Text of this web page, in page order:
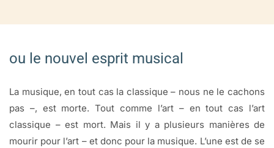
ou le nouvel esprit musical
La musique, en tout cas la classique – nous ne le cachons
pas –, est morte. Tout comme l’art – en tout cas l’art
classique – est mort. Mais il y a plusieurs manières de
mourir pour l’art – et donc pour la musique. L’une est de se